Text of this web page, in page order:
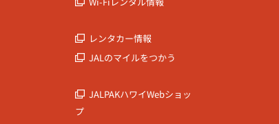
レンタカー情報
JALのマイルをつかう
JALPAKハワイWebショッ
プ